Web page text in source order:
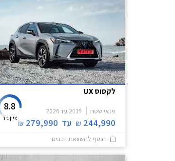
לקסוס UX
פנאי שטח 2019 עד2026
244,990
₪ עד 279,990
₪
8.8
ציון גיר
הוסף להשוואת רכבים